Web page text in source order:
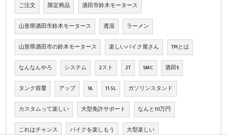
ご注文 限定商品 酒田市鈴木モータース
山形県酒田市鈴木モータース 透湿 ラーメン
山形県酒田市の鈴木モータース 楽しいバイク屋さん TPIとは
なんなんやろ システム 2スト 2T SMC 酒田S
タンク容量 アップ 9L 11.5L ガソリンスタンド
カスタムって楽しい 大型免許サポート なんと10万円
これはチャンス バイクを楽しもう 大型楽しい